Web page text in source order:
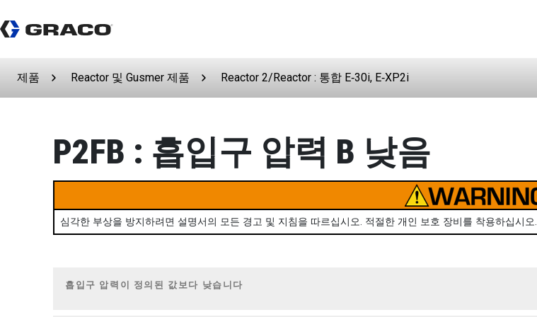
제품 Reactor 및 Gusmer 제품 Reactor 2/Reactor : 통합 E‑30i, E‑XP2i
P2FB : 흡입구 압력 B 낮음
심각한 부상을 방지하려면 설명서의 모든 경고 및 지침을 따르십시오. 적절한 개인 보호 장비를 착용하십시오.
흡입구 압력이 정의된 값보다 낮습니다